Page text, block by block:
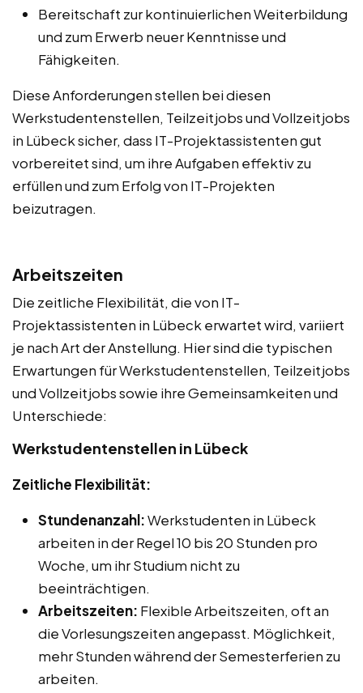
Bereitschaft zur kontinuierlichen Weiterbildung
und zum Erwerb neuer Kenntnisse und
Fähigkeiten.
Diese Anforderungen stellen bei diesen
Werkstudentenstellen, Teilzeitjobs und Vollzeitjobs
in Lübeck sicher, dass IT-Projektassistenten gut
vorbereitet sind, um ihre Aufgaben effektiv zu
erfüllen und zum Erfolg von IT-Projekten
beizutragen.
Arbeitszeiten
Die zeitliche Flexibilität, die von IT-
Projektassistenten in Lübeck erwartet wird, variiert
je nach Art der Anstellung. Hier sind die typischen
Erwartungen für Werkstudentenstellen, Teilzeitjobs
und Vollzeitjobs sowie ihre Gemeinsamkeiten und
Unterschiede:
Werkstudentenstellen in Lübeck
Zeitliche Flexibilität:
Stundenanzahl:Werkstudenten in Lübeck
arbeiten in der Regel 10 bis 20 Stunden pro
Woche, um ihr Studium nicht zu
beeinträchtigen.
Arbeitszeiten: Flexible Arbeitszeiten, oft an
die Vorlesungszeiten angepasst. Möglichkeit,
mehr Stunden während der Semesterferien zu
arbeiten.